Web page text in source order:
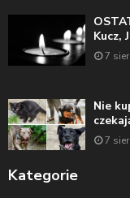
Kucz,
7
Nie
7
Kategorie